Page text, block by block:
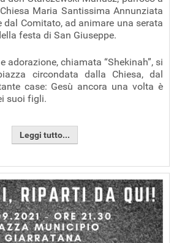
Maria Santissima Annunziata
dal Comitato, ad animare una serata
festa di San Giuseppe.
adorazione, chiamata “Shekinah”, si
circondata dalla Chiesa, dal
case: Gesù ancora una volta è
suoi figli.
Leggi tutto...